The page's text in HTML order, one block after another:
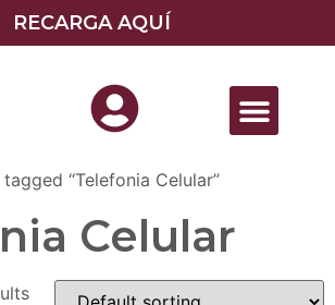
RECARGA AQUÍ
“Telefonia Celular”
Celular